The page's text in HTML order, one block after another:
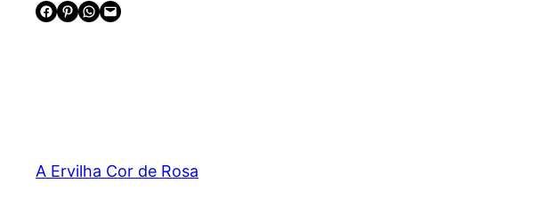
Share on Facebook
Share on Pinterest Share on WhatsApp Email this Page
A Ervilha Cor de Rosa